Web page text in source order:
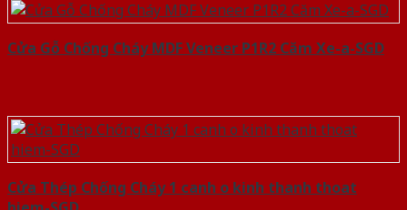
Cửa Gỗ Chống Cháy MDF Veneer P1R2 Căm Xe-a-SGD
Cửa Thép Chống Cháy 1 canh o kinh thanh thoat